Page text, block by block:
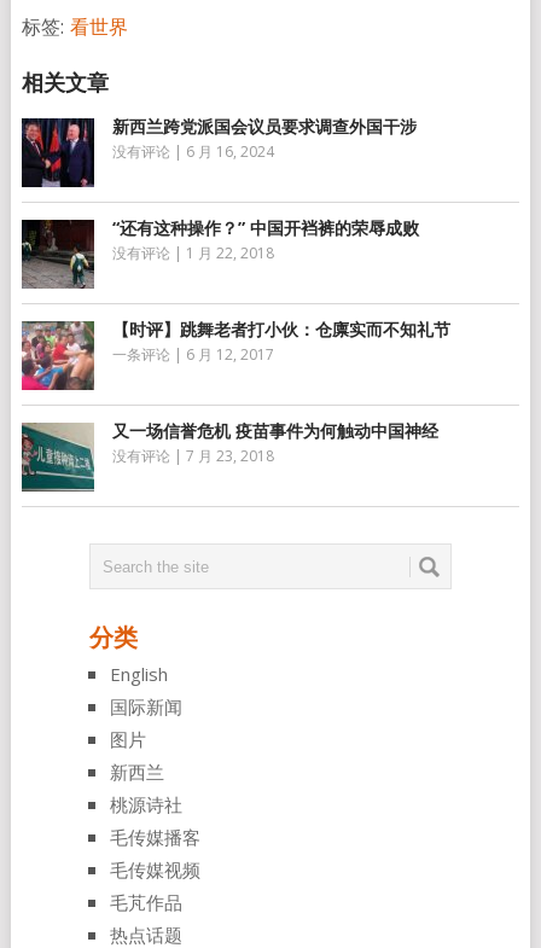
标签: 看世界
新西兰跨党派国会议员要求调查外国干涉
没有评论 | 6 月 16, 2024
“还有这种操作？” 中国开裆裤的荣辱成败
没有评论 | 1 月 22, 2018
【时评】跳舞老者打小伙：仓廪实而不知礼节
一条评论 | 6 月 12, 2017
又一场信誉危机 疫苗事件为何触动中国神经
没有评论 | 7 月 23, 2018
分类
English
国际新闻
图片
新西兰
桃源诗社
毛传媒播客
毛传媒视频
毛芃作品
热点话题